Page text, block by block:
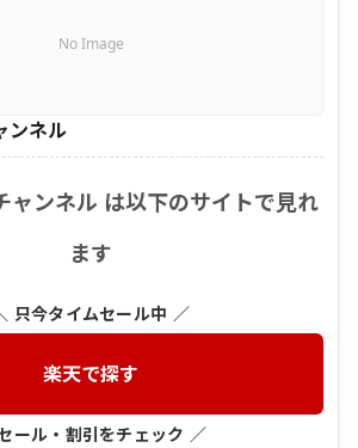
No Image
ンネル
ャンネル は以下のサイトで見れ
ます
只今タイムセール中 ／
楽天で探す
ール・割引をチェック ／